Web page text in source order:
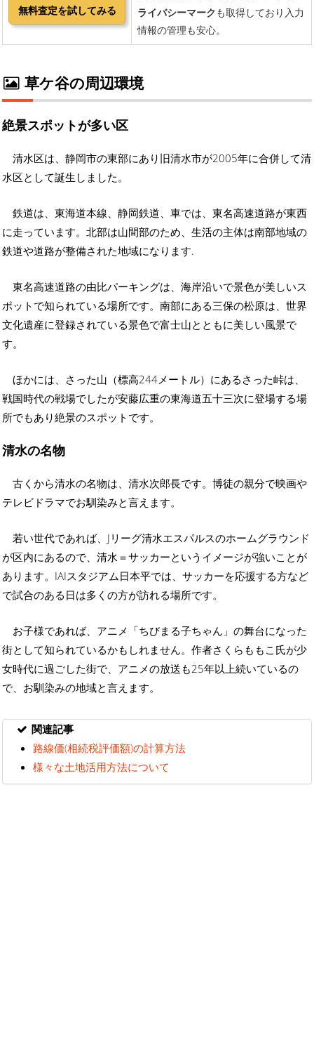
草ケ谷の周辺環境
絶景スポットが多い区
清水区は、静岡市の東部にあり旧清水市が2005年に合併して清
水区として誕生しました。
鉄道は、東海道本線、静岡鉄道、車では、東名高速道路が東西
に走っています。北部は山間部のため、生活の主体は南部地域の
鉄道や道路が整備された地域になります.
東名高速道路の由比パーキングは、海岸沿いで景色が美しいス
ポットで知られている場所です。南部にある三保の松原は、世界
文化遺産に登録されている景色で富士山とともに美しい風景で
す。
ほかには、さった山（標高244メートル）にあるさった峠は、
戦国時代の戦場でしたが安藤広重の東海道五十三次に登場する場
所でもあり絶景のスポットです。
清水の名物
古くから清水の名物は、清水次郎長です。博徒の親分で映画や
テレビドラマでお馴染みと言えます。
若い世代であれば、Jリーグ清水エスパルスのホームグラウンド
が区内にあるので、清水＝サッカーというイメージが強いことが
あります。IAIスタジアム日本平では、サッカーを応援する方など
で試合のある日は多くの方が訪れる場所です。
お子様であれば、アニメ「ちびまる子ちゃん」の舞台になった
街として知られているかもしれません。作者さくらももこ氏が少
女時代に過ごした街で、アニメの放送も25年以上続いているの
で、お馴染みの地域と言えます。
関連記事
路線価(相続税評価額)の計算方法
様々な土地活用方法について